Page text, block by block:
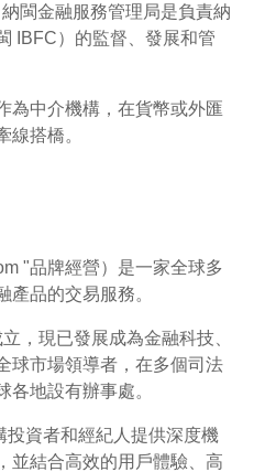
閩金融服務管理局是負責納
IBFC）的監督、發展和管
為中介機構，在貨幣或外匯
線搭橋。
"品牌經營）是一家全球多
產品的交易服務。
，現已發展成為金融科技、
球市場領導者，在多個司法
各地設有辦事處。
投資者和經紀人提供深度機
並結合高效的用戶體驗、高